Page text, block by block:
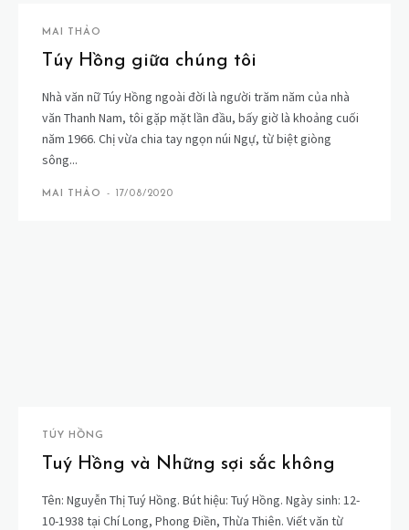
MAI THẢO
Túy Hồng giữa chúng tôi
Nhà văn nữ Túy Hồng ngoài đời là người trăm năm của nhà
văn Thanh Nam, tôi gặp mặt lần đầu, bấy giờ là khoảng cuối
năm 1966. Chị vừa chia tay ngọn núi Ngự, từ biệt giòng
sông...
MAI THẢO - 17/08/2020
TÚY HỒNG
Tuý Hồng và Những sợi sắc không
Tên: Nguyễn Thị Tuý Hồng. Bút hiệu: Tuý Hồng. Ngày sinh: 12-
10-1938 tại Chí Long, Phong Điền, Thừa Thiên. Viết văn từ